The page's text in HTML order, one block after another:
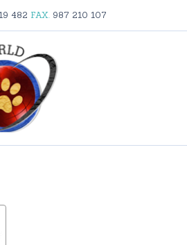
482 FAX. 987 210 107